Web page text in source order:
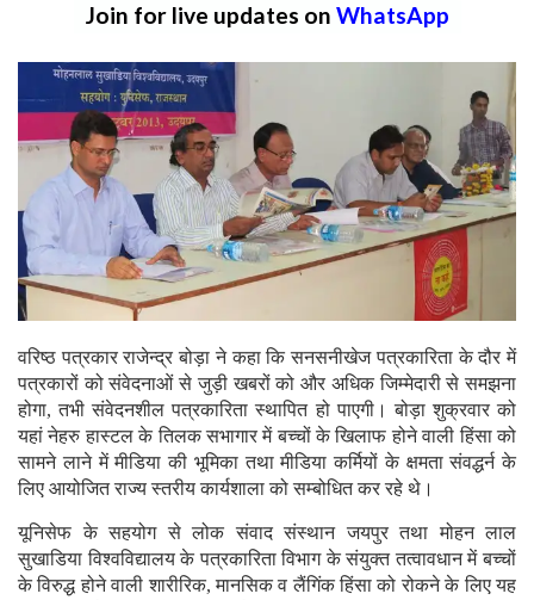
Join for live updates on WhatsApp
वरिष्‍ठ पत्रकार राजेन्‍द्र बोड़ा ने कहा कि सनसनीखेज पत्रकारिता के दौर में
पत्रकारों को संवेदनाओं से जुड़ी खबरों को और अधिक जिम्‍मेदारी से समझना
होगा, तभी संवेदनशील पत्रकारिता स्‍थापित हो पाएगी। बोड़ा शुक्रवार को
यहां नेहरु हास्‍टल के तिलक सभागार में बच्‍चों के खिलाफ होने वाली हिंसा को
सामने लाने में मीडिया की भूमिका तथा मीडिया कर्मियों के क्षमता संवद्धर्न के
लिए आयोजित राज्‍य स्‍तरीय कार्यशाला को सम्‍बोधित कर रहे थे।
यूनिसेफ के सहयोग से लोक संवाद संस्‍थान जयपुर तथा मोहन लाल
सुखाडिया विश्‍वविद्यालय के पत्रकारिता विभाग के संयुक्‍त तत्‍वावधान में बच्‍चों
के विरुद्ध होने वाली शारीरिक, मानसिक व लैंगिंक हिंसा को रोकने के लिए यह